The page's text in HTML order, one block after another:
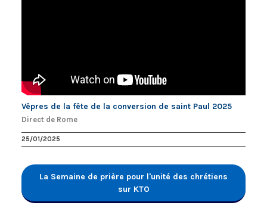
Vêpres de la fête de la conversion de saint Paul 2025
Direct de Rome
25/01/2025
La Semaine de prière pour l'unité des chrétiens
sur KTO